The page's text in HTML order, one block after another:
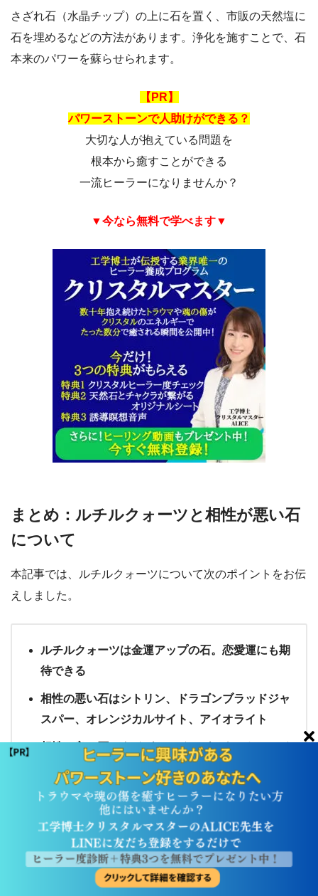
さざれ石（水晶チップ）の上に石を置く、市販の天然塩に
石を埋めるなどの方法があります。浄化を施すことで、石
本来のパワーを蘇らせられます。
【PR】
パワーストーンで人助けができる？
大切な人が抱えている問題を
根本から癒すことができる
一流ヒーラーになりませんか？
▼今なら無料で学べます▼
まとめ：ルチルクォーツと相性が悪い石
について
本記事では、ルチルクォーツについて次のポイントをお伝
えしました。
ルチルクォーツは金運アップの石。恋愛運にも期
待できる
相性の悪い石はシトリン、ドラゴンブラッドジャ
スパー、オレンジカルサイト、アイオライト
相性の良い石はタイガーアイ、ガーネット、レイ
ンボー水晶
エネルギーの強い石なので感情が不安定になりや
すい人は要注意
ルチルクォーツ は、ネガティブ思考をプラスに変革し、
成功に導いてくれる素晴らしいパワーストーンです。
チャネリング パワーストーン パワースポット